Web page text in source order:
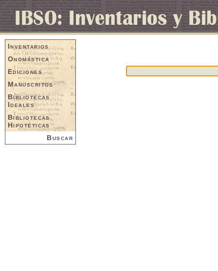
Inventarios
Onomástica
Ediciones
Manuscritos
Bibliotecas
Ideales
Bibliotecas
Hipotéticas
Buscar